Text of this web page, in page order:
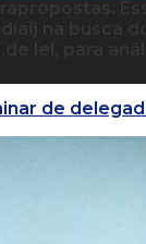
de